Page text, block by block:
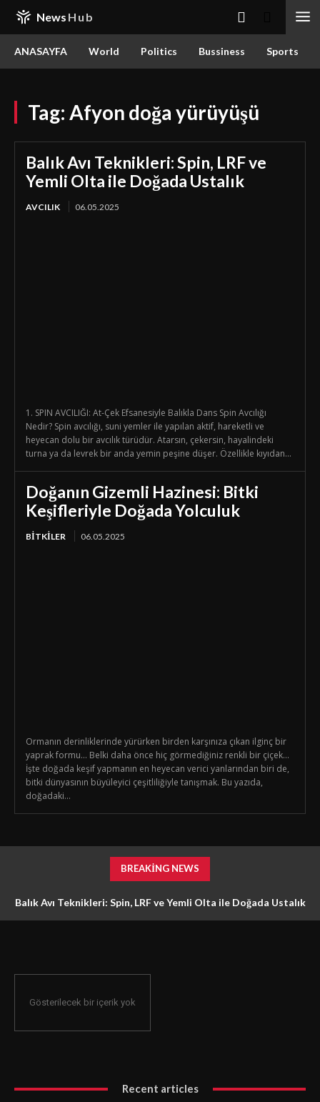
News Hub
ANASAYFA World Politics Bussiness Sports
Tag: Afyon doğa yürüyüşü
Balık Avı Teknikleri: Spin, LRF ve
Yemli Olta ile Doğada Ustalık
AVCILIK 06.05.2025
1. SPIN AVCILIĞI: At-Çek Efsanesiyle Balıkla Dans Spin Avcılığı
Nedir? Spin avcılığı, suni yemler ile yapılan aktif, hareketli ve
heyecan dolu bir avcılık türüdür. Atarsın, çekersin, hayalindeki
turna ya da levrek bir anda yemin peşine düşer. Özellikle kıyıdan...
Doğanın Gizemli Hazinesi: Bitki
Keşifleriyle Doğada Yolculuk
BİTKİLER 06.05.2025
Ormanın derinliklerinde yürürken birden karşınıza çıkan ilginç bir
yaprak formu… Belki daha önce hiç görmediğiniz renkli bir çiçek…
İşte doğada keşif yapmanın en heyecan verici yanlarından biri de,
bitki dünyasının büyüleyici çeşitliliğiyle tanışmak. Bu yazıda,
doğadaki...
BREAKING NEWS
Balık Avı Teknikleri: Spin, LRF ve Yemli Olta ile Doğada Ustalık
Gösterilecek bir içerik yok
Recent articles